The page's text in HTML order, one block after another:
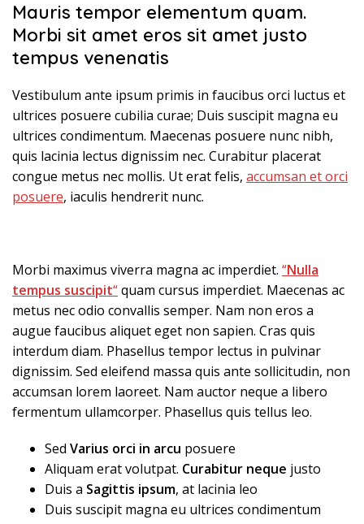
Mauris tempor elementum quam.
Morbi sit amet eros sit amet justo
tempus venenatis
Vestibulum ante ipsum primis in faucibus orci luctus et
ultrices posuere cubilia curae; Duis suscipit magna eu
ultrices condimentum. Maecenas posuere nunc nibh,
quis lacinia lectus dignissim nec. Curabitur placerat
congue metus nec mollis. Ut erat felis, accumsan et orci
posuere, iaculis hendrerit nunc.
Morbi maximus viverra magna ac imperdiet. “Nulla
tempus suscipit“quam cursus imperdiet. Maecenas ac
metus nec odio convallis semper. Nam non eros a
augue faucibus aliquet eget non sapien. Cras quis
interdum diam. Phasellus tempor lectus in pulvinar
dignissim. Sed eleifend massa quis ante sollicitudin, non
accumsan lorem laoreet. Nam auctor neque a libero
fermentum ullamcorper. Phasellus quis tellus leo.
Sed Varius orci in arcu posuere
Aliquam erat volutpat. Curabitur neque justo
Duis a Sagittis ipsum, at lacinia leo
Duis suscipit magna eu ultrices condimentum